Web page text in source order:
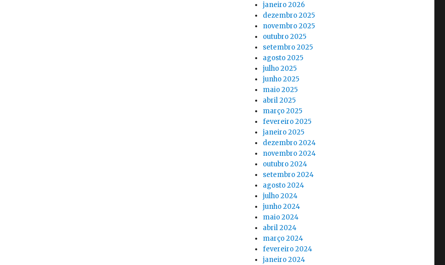
janeiro 2026
dezembro 2025
novembro 2025
outubro 2025
setembro 2025
agosto 2025
julho 2025
junho 2025
maio 2025
abril 2025
março 2025
fevereiro 2025
janeiro 2025
dezembro 2024
novembro 2024
outubro 2024
setembro 2024
agosto 2024
julho 2024
junho 2024
maio 2024
abril 2024
março 2024
fevereiro 2024
janeiro 2024